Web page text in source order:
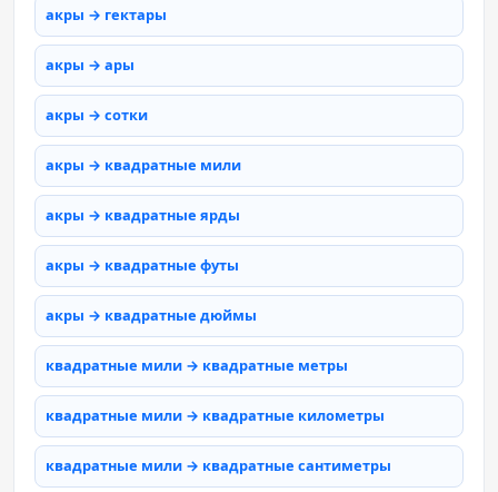
акры → гектары
акры → ары
акры → сотки
акры → квадратные мили
акры → квадратные ярды
акры → квадратные футы
акры → квадратные дюймы
квадратные мили → квадратные метры
квадратные мили → квадратные километры
квадратные мили → квадратные сантиметры